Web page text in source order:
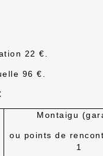
22 €.
96 €.
Montaigu
ou points de
1